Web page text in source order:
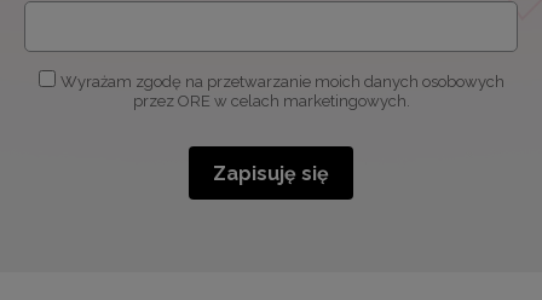
Wyrażam zgodę na przetwarzanie moich danych osobowych
przez ORE w celach marketingowych.
Zapisuję się